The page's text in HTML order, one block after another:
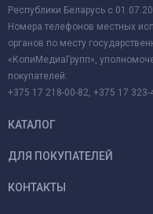
Республики Беларусь с
Номера телефонов местных
органов по месту
«КопиМедиаГрупп»,
покупателей:
+375 17 218-00-82, +375 17 323-
КАТАЛОГ
ДЛЯ ПОКУПАТЕЛЕЙ
КОНТАКТЫ